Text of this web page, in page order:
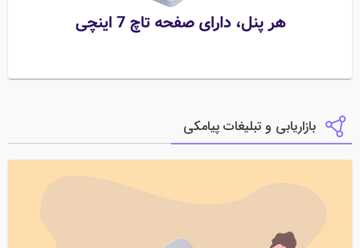
بازاریابی و تبلیغات پیامکی